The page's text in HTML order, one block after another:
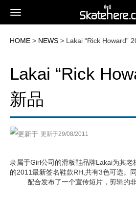
HOME > NEWS > Lakai “Rick Howard”
Lakai “Rick
新品
更新于29/08/2011
隶属于Girl公司的滑板鞋品牌Lakai为其老
的2011最新签名鞋款RH,共有3色可选。
配合发布了一个宣传短片，剪辑的